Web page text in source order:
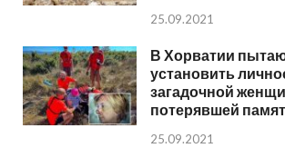
25.09.2021
В Хорватии
установить
загадочной
потерявшей
25.09.2021